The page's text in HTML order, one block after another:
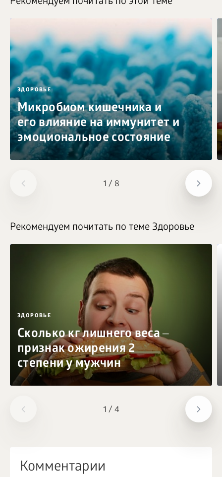
1 / 8
ЗДОРОВЬЕ
Микробиом кишечника и
его влияние на иммунитет и
эмоциональное состояние
1 / 4
Рекомендуем почитать по теме Здоровье
ЗДОРОВЬЕ
Сколько кг лишнего веса ‒
признак ожирения 2
степени у мужчин
Комментарии